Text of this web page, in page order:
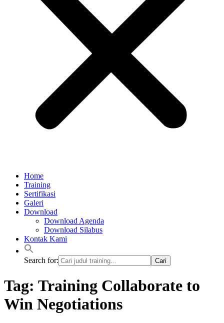
Home
Training
Sertifikasi
Galeri
Download
Download Agenda
Download Silabus
Kontak Kami
Search for:
Tag: Training Collaborate to
Win Negotiations